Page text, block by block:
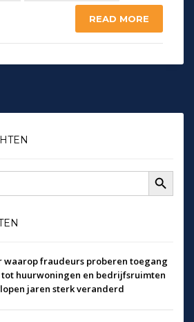
READ MORE
Zoekknop
waarop fraudeurs proberen toegang
huurwoningen en bedrijfsruimten
jaren sterk veranderd